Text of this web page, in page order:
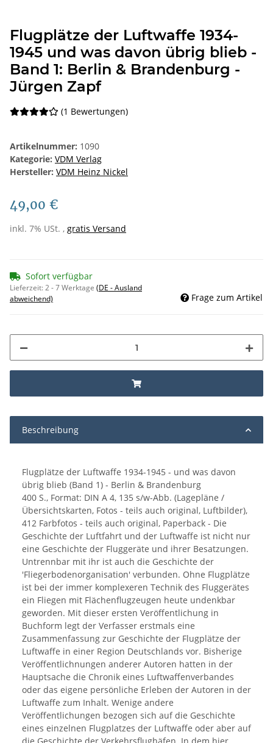
Flugplätze der Luftwaffe 1934-
1945 und was davon übrig blieb -
Band 1: Berlin & Brandenburg -
Jürgen Zapf
(1 Bewertungen)
Artikelnummer: 1090
Kategorie: VDM Verlag
Hersteller: VDM Heinz Nickel
49,00 €
inkl. 7% USt. , gratis Versand
Sofort verfügbar
Lieferzeit:2 - 7 Werktage (DE - Ausland
abweichend)
Frage zum Artikel
Beschreibung
Flugplätze der Luftwaffe 1934-1945 - und was davon
übrig blieb (Band 1) - Berlin & Brandenburg
400 S., Format: DIN A 4, 135 s/w-Abb. (Lagepläne /
Übersichtskarten, Fotos - teils auch original, Luftbilder),
412 Farbfotos - teils auch original, Paperback - Die
Geschichte der Luftfahrt und der Luftwaffe ist nicht nur
eine Geschichte der Fluggeräte und ihrer Besatzungen.
Untrennbar mit ihr ist auch die Geschichte der
'Fliegerbodenorganisation' verbunden. Ohne Flugplätze
ist bei der immer komplexeren Technik des Fluggerätes
ein Fliegen mit Flächenflugzeugen heute undenkbar
geworden. Mit dieser ersten Veröffentlichung in
Buchform legt der Verfasser erstmals eine
Zusammenfassung zur Geschichte der Flugplätze der
Luftwaffe in einer Region Deutschlands vor. Bisherige
Veröffentlichnungen anderer Autoren hatten in der
Hauptsache die Chronik eines Luftwaffenverbandes
oder das eigene persönliche Erleben der Autoren in der
Luftwaffe zum Inhalt. Wenige andere
Veröffentlichungen bezogen sich auf die Geschichte
eines einzelnen Flugplatzes der Luftwaffe oder aber auf